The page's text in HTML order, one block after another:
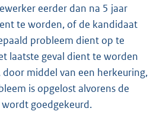
eerder dan na 5 jaar
te worden, of de kandidaat
probleem dient op te
laatste geval dient te worden
door middel van een herkeuring,
is opgelost alvorens de
goedgekeurd.